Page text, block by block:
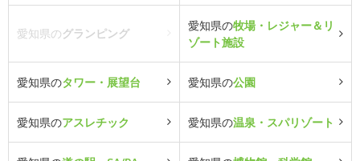
愛知県のグランピング
愛知県の牧場・レジャー＆リ
ゾート施設
愛知県のタワー・展望台 愛知県の公園
愛知県のアスレチック 愛知県の温泉・スパリゾート